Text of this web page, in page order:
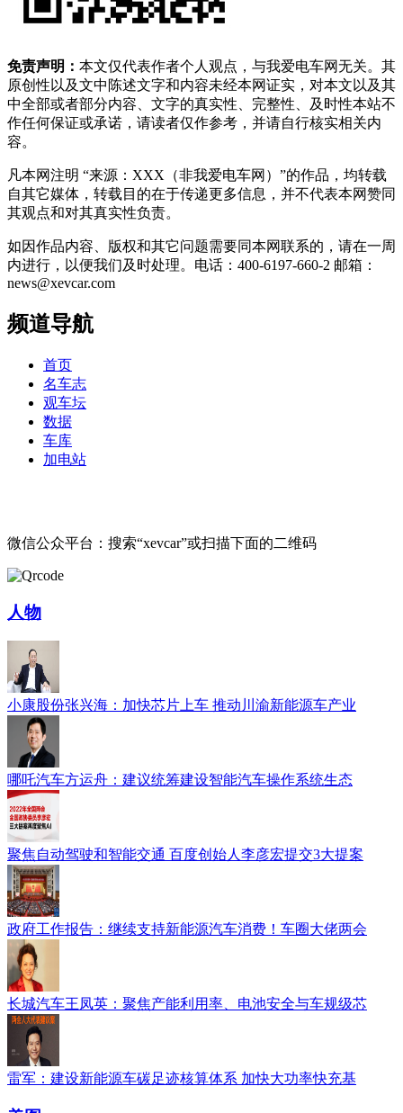
免责声明： 本文仅代表作者个人观点，与我爱电车网无关。其
原创性以及文中陈述文字和内容未经本网证实，对本文以及其
中全部或者部分内容、文字的真实性、完整性、及时性本站不
作任何保证或承诺，请读者仅作参考，并请自行核实相关内
容。
凡本网注明 “来源：XXX（非我爱电车网）”的作品，均转载
自其它媒体，转载目的在于传递更多信息，并不代表本网赞同
其观点和对其真实性负责。
如因作品内容、版权和其它问题需要同本网联系的，请在一周
内进行，以便我们及时处理。电话：400-6197-660-2 邮箱：
news@xevcar.com
频道导航
首页
名车志
观车坛
数据
车库
加电站
微信公众平台：搜索“xevcar”或扫描下面的二维码
人物
小康股份张兴海：加快芯片上车 推动川渝新能源车产业
哪吒汽车方运舟：建议统筹建设智能汽车操作系统生态
聚焦自动驾驶和智能交通 百度创始人李彦宏提交3大提案
政府工作报告：继续支持新能源汽车消费！车圈大佬两会
长城汽车王凤英：聚焦产能利用率、电池安全与车规级芯
雷军：建设新能源车碳足迹核算体系 加快大功率快充基